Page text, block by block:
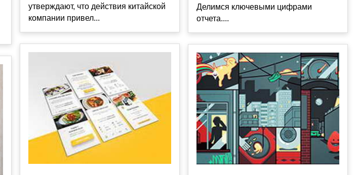
утверждают, что действия китайской
компании привел...
Делимся ключевыми цифрами
отчета....